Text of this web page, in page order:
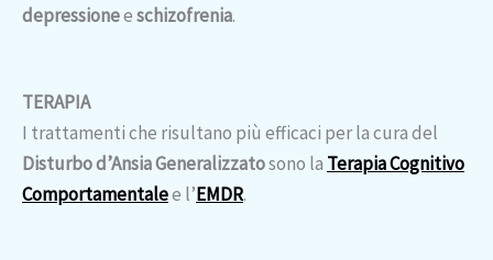
depressioneeschizofrenia.
TERAPIA
I trattamenti che risultano più efficaci per la cura del
Disturbo d’Ansia Generalizzatosono la Terapia Cognitivo
Comportamentalee l’EMDR.